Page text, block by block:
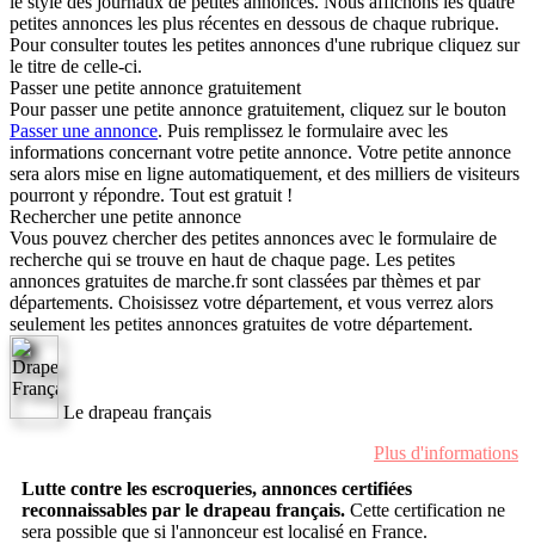
petites annonces les plus récentes en dessous de chaque rubrique.
Pour consulter toutes les petites annonces d'une rubrique cliquez sur
le titre de celle-ci.
Passer une petite annonce gratuitement
Pour passer une petite annonce gratuitement, cliquez sur le bouton
Passer une annonce. Puis remplissez le formulaire avec les
informations concernant votre petite annonce. Votre petite annonce
sera alors mise en ligne automatiquement, et des milliers de visiteurs
pourront y répondre. Tout est gratuit !
Rechercher une petite annonce
Vous pouvez chercher des petites annonces avec le formulaire de
recherche qui se trouve en haut de chaque page. Les petites
annonces gratuites de marche.fr sont classées par thèmes et par
départements. Choisissez votre département, et vous verrez alors
seulement les petites annonces gratuites de votre département.
Le drapeau français
Plus d'informations
Lutte contre les escroqueries, annonces certifiées
reconnaissables par le drapeau français. Cette certification ne
sera possible que si l'annonceur est localisé en France.